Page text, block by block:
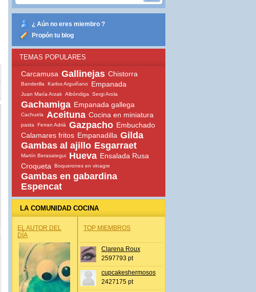
¿ Aún no eres miembro ?
Propón tu blog
TEMAS POPULARES
Carcamusa Gallinejas Chistorra
Banderilla Karlos Arguiñano Empanada
Juan María Arzak Albóndiga Sergi Arola
Gachamiga Empanada gallega
Cachuela Aceituna Cocina en miniatura
pasta Ferran Adrià Gazpacho Embuchado
Calamares fritos Empanadilla Gilda
Gambas al ajillo Esgarraet
Martín Berasategui Hueva Ensalada Rusa
Croqueta
Boquerones en vinagre
Gambas en gabardina
Espencat
LA COMUNIDAD COCINA
EL AUTOR DEL
DÍA
TOP MIEMBROS
Clarena Roux
2597793 pt
cupcakeshermosos
2427175 pt